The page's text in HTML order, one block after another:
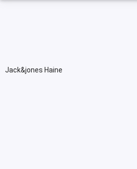
Jack&jones Haine